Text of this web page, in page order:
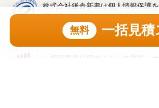
株式会社鎌倉新書は個人情報保護
得しています。
無料 一括見積